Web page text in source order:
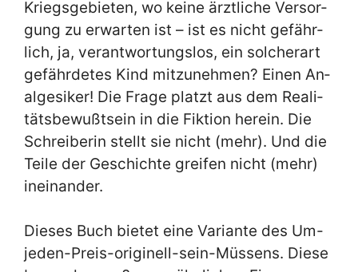
Kriegs­ge­bie­ten, wo kei­ne ärzt­li­che Ver­sor­
gung zu er­war­ten ist – ist es nicht ge­fähr­
lich, ja, ver­ant­wor­tungs­los, ein sol­cher­art
ge­fähr­de­tes Kind mit­zu­neh­men? Ei­nen An­
al­ges­iker! Die Fra­ge platzt aus dem Rea­li­
täts­be­wußt­sein in die Fik­ti­on her­ein. Die
Schrei­be­rin stellt sie nicht (mehr). Und die
Tei­le der Ge­schich­te grei­fen nicht (mehr)
in­ein­an­der.
Die­ses Buch bie­tet ei­ne Va­ri­an­te des Um-
je­den-Preis-ori­gi­nell-sein-Müs­sens. Die­se